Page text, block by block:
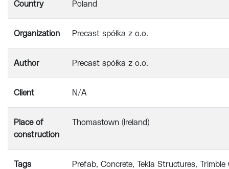
Country Poland
Organization Precast spółka z o.o.
Author Precast spółka z o.o.
Client N/A
Place of
construction
Thomastown (Ireland)
Tags Prefab Concrete Tekla Structures Trimble